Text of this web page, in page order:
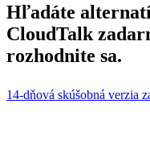
Hľadáte
CloudTalk
rozhodnite sa.
14-dňová skúšobná verzia